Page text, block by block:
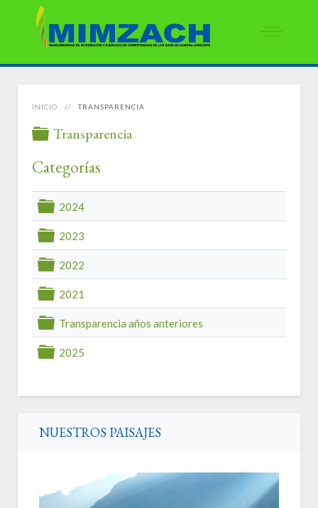
INICIO TRANSPARENCIA
Transparencia
Categorías
folder
2024
folder
2023
folder
2022
folder
2021
folder
Transparencia años anteriores
2025
NUESTROS PAISAJES